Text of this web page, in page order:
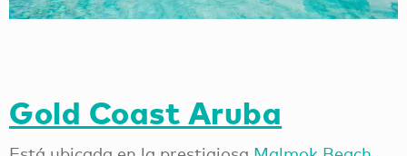
Gold Coast Aruba